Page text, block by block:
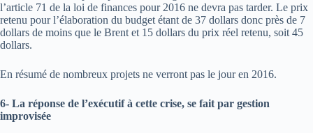
l’article 71 de la loi de finances pour 2016 ne devra pas tarder. Le prix
retenu pour l’élaboration du budget étant de 37 dollars donc près de 7
dollars de moins que le Brent et 15 dollars du prix réel retenu, soit 45
dollars.
En résumé de nombreux projets ne verront pas le jour en 2016.
6- La réponse de l’exécutif à cette crise, se fait par gestion
improvisée